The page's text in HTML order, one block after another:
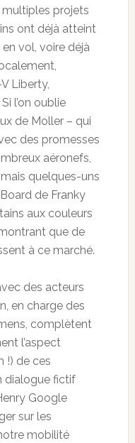
multiples projets
ont déjà atteint
vol, voire déjà
Liberty,
l’on oublie
de Moller – qui
des promesses
aéronefs,
quelques-uns
de Franky
aux couleurs
que de
à ce marché.
des acteurs
en charge des
complètent
l’aspect
!) de ces
dialogue fictif
Google
sur les
mobilité